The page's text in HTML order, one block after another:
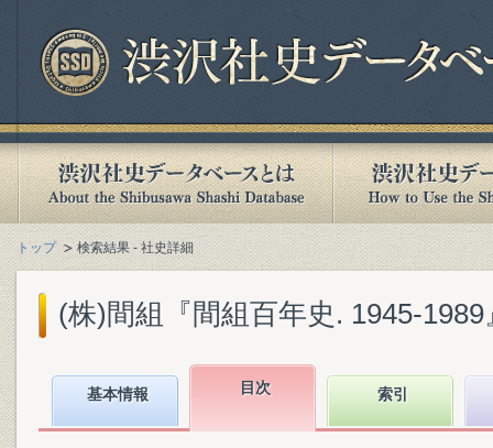
トップ 検索結果 - 社史詳細
(株)間組『間組百年史. 1945-1989
基本情報 目次 索引